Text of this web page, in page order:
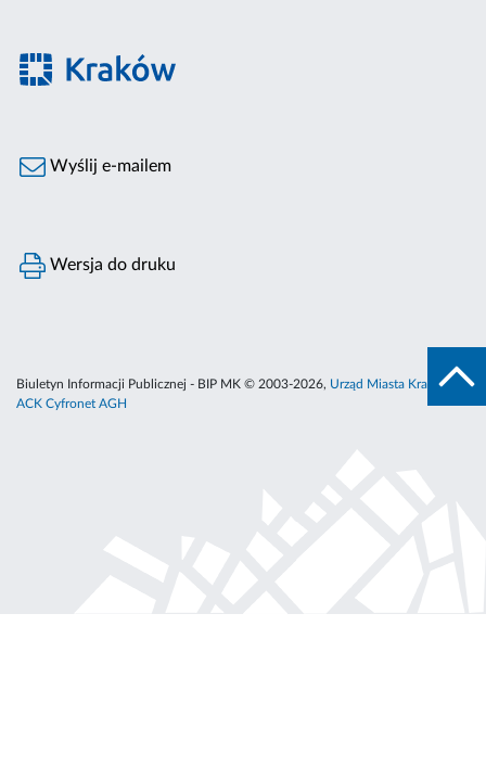
Wyślij e-mailem
Wersja do druku
Biuletyn Informacji Publicznej - BIP MK © 2003-2026, Urząd Miasta Krakowa
ACK Cyfronet AGH